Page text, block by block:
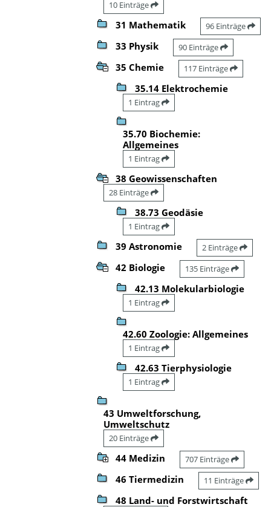
10 Einträge
31 Mathematik 96 Einträge
33 Physik 90 Einträge
35 Chemie 117 Einträge
35.14 Elektrochemie
1 Eintrag
35.70 Biochemie:
Allgemeines
1 Eintrag
38 Geowissenschaften
28 Einträge
38.73 Geodäsie
1 Eintrag
39 Astronomie 2 Einträge
42 Biologie 135 Einträge
42.13 Molekularbiologie
1 Eintrag
42.60 Zoologie: Allgemeines
1 Eintrag
42.63 Tierphysiologie
1 Eintrag
43 Umweltforschung,
Umweltschutz
20 Einträge
44 Medizin 707 Einträge
46 Tiermedizin 11 Einträge
48 Land- und Forstwirtschaft